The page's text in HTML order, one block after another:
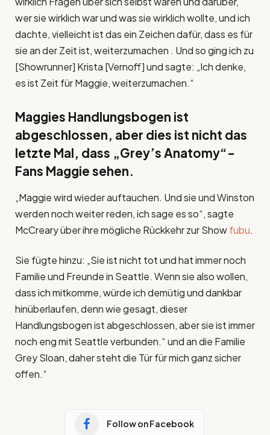
wer sie wirklich war und was sie wirklich wollte, und ich
dachte, vielleicht ist das ein Zeichen dafür, dass es für
sie an der Zeit ist, weiterzumachen . Und so ging ich zu
[Showrunner] Krista [Vernoff] und sagte: „Ich denke,
es ist Zeit für Maggie, weiterzumachen.“
Maggies Handlungsbogen ist
abgeschlossen, aber dies ist nicht das
letzte Mal, dass „Grey’s Anatomy“-
Fans Maggie sehen.
„Maggie wird wieder auftauchen. Und sie und Winston
werden noch weiter reden, ich sage es so“, sagte
McCreary über ihre mögliche Rückkehr zur Showfubu.
Sie fügte hinzu: „Sie ist nicht tot und hat immer noch
Familie und Freunde in Seattle. Wenn sie also wollen,
dass ich mitkomme, würde ich demütig und dankbar
hinüberlaufen, denn wie gesagt, dieser
Handlungsbogen ist abgeschlossen, aber sie ist immer
noch eng mit Seattle verbunden.“ und an die Familie
Grey Sloan, daher steht die Tür für mich ganz sicher
offen.“
Follow on Facebook